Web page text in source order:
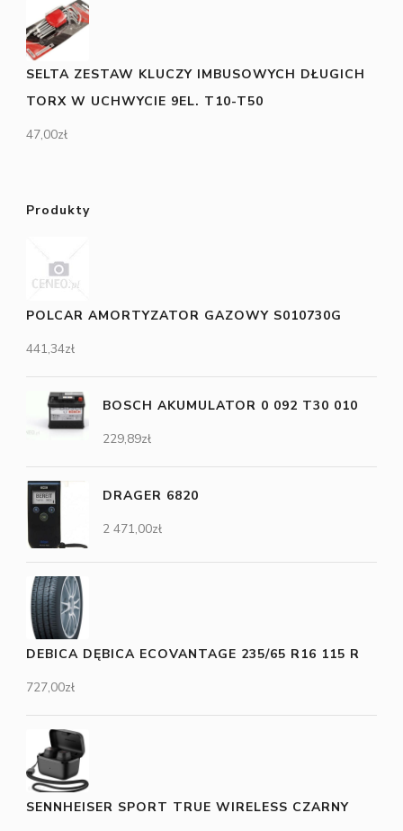
SELTA ZESTAW KLUCZY IMBUSOWYCH DŁUGICH
TORX W UCHWYCIE 9EL. T10-T50
47,00zł
Produkty
POLCAR AMORTYZATOR GAZOWY S010730G
441,34zł
BOSCH AKUMULATOR 0 092 T30 010
229,89zł
DRAGER 6820
2 471,00zł
DEBICA DĘBICA ECOVANTAGE 235/65 R16 115 R
727,00zł
SENNHEISER SPORT TRUE WIRELESS CZARNY